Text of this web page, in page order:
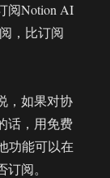
阅Notion AI
，比订阅
，如果对协
话，用免费
功能可以在
阅。